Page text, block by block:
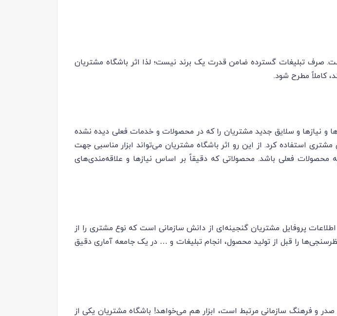
صرف تبلیغات گسترده ضامن قدرت یک برند نیست؛ لذا اثر باشگاه مشتریان
کاملاً مطرح شود.
و نیازها و سلایق جدید مشتریان را که در محصولات و خدمات فعلی دیده نشده
استفاده کرد. از این رو اثر باشگاه مشتریان می‌تواند ابزار مناسبی جهت
فعلی باشد. محصولاتی که دقیقاً بر اساس نیازها و علاقه‌مندی‌های
پروفایل مشتریان گنجینه‌ای از دانش سازمانی است که نوع مشتری را از
را قبل از تولید محصول، انجام تبلیغات و … در یک جامعه آماری دقیق
و فرهنگ سازمانی مرتبط است، ابزار هم می‌خواهد! باشگاه مشتریان یکی از